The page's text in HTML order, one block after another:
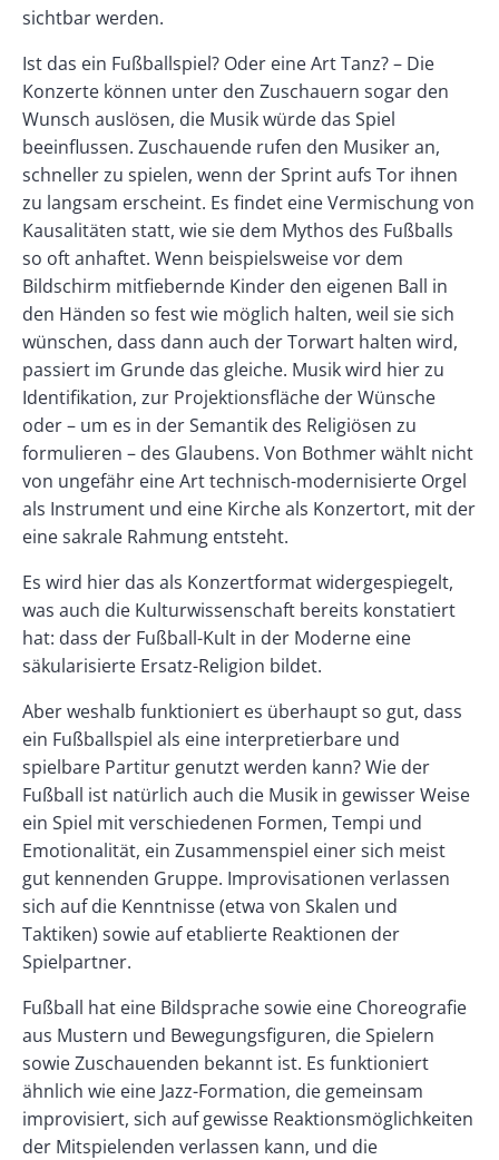
sichtbar werden.
Ist das ein Fußballspiel? Oder eine Art Tanz? – Die
Konzerte können unter den Zuschauern sogar den
Wunsch auslösen, die Musik würde das Spiel
beeinflussen. Zuschauende rufen den Musiker an,
schneller zu spielen, wenn der Sprint aufs Tor ihnen
zu langsam erscheint. Es findet eine Vermischung von
Kausalitäten statt, wie sie dem Mythos des Fußballs
so oft anhaftet. Wenn beispielsweise vor dem
Bildschirm mitfiebernde Kinder den eigenen Ball in
den Händen so fest wie möglich halten, weil sie sich
wünschen, dass dann auch der Torwart halten wird,
passiert im Grunde das gleiche. Musik wird hier zu
Identifikation, zur Projektionsfläche der Wünsche
oder – um es in der Semantik des Religiösen zu
formulieren – des Glaubens. Von Both­mer wählt nicht
von ungefähr eine Art technisch-modernisierte Orgel
als Instrument und eine Kirche als Konzertort, mit der
eine sakrale Rahmung entsteht.
Es wird hier das als Konzertformat widergespiegelt,
was auch die Kulturwissenschaft bereits konstatiert
hat: dass der Fußball-Kult in der Moderne eine
säkularisierte Ersatz-Religion bildet.
Aber weshalb funktioniert es überhaupt so gut, dass
ein Fußballspiel als eine interpretierbare und
spielbare Partitur genutzt werden kann? Wie der
Fußball ist natürlich auch die Musik in gewisser Weise
ein Spiel mit verschiedenen Formen, Tempi und
Emotionalität, ein Zusammenspiel einer sich meist
gut kennenden Gruppe. Improvisationen verlassen
sich auf die Kenntnisse (etwa von Skalen und
Taktiken) sowie auf etablierte Reaktionen der
Spielpartner.
Fußball hat eine Bildsprache sowie eine Choreografie
aus Mustern und Bewegungsfiguren, die Spielern
sowie Zuschauenden bekannt ist. Es funktioniert
ähnlich wie eine Jazz-Formation, die gemeinsam
improvisiert, sich auf gewisse Reaktionsmöglichkeiten
der Mitspielenden verlassen kann, und die